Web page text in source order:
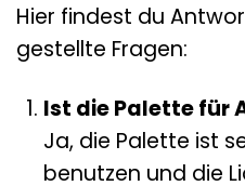
Hier findest du
gestellte Fragen:
Ist die Palette für
Ja, die Palette ist
benutzen und die